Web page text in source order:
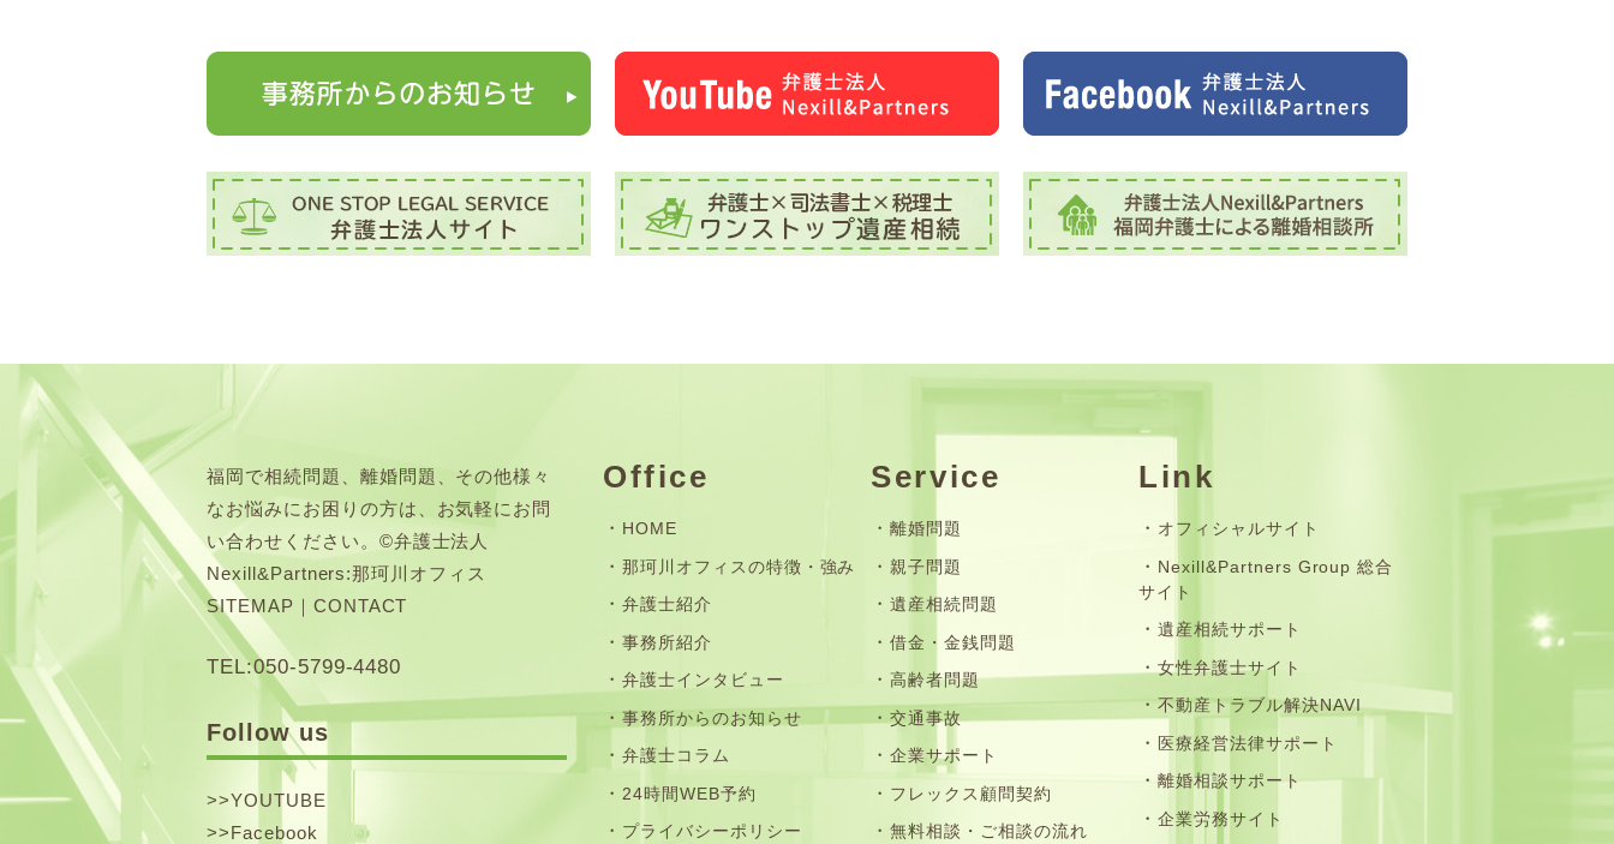
福岡で相続問題、離婚問題、その他様々
なお悩みにお困りの方は、お気軽にお問
い合わせください。©弁護士法人
Nexill&Partners:那珂川オフィス
SITEMAP ｜ CONTACT
TEL:050-5799-4480
Follow us
>>YOUTUBE
>>Facebook
Office
HOME
那珂川オフィスの特徴・強み
弁護士紹介
事務所紹介
弁護士インタビュー
事務所からのお知らせ
弁護士コラム
24時間WEB予約
プライバシーポリシー
Service
離婚問題
親子問題
遺産相続問題
借金・金銭問題
高齢者問題
交通事故
企業サポート
フレックス顧問契約
無料相談・ご相談の流れ
Link
オフィシャルサイト
Nexill&Partners Group 総合
サイト
遺産相続サポート
女性弁護士サイト
不動産トラブル解決NAVI
医療経営法律サポート
離婚相談サポート
企業労務サイト